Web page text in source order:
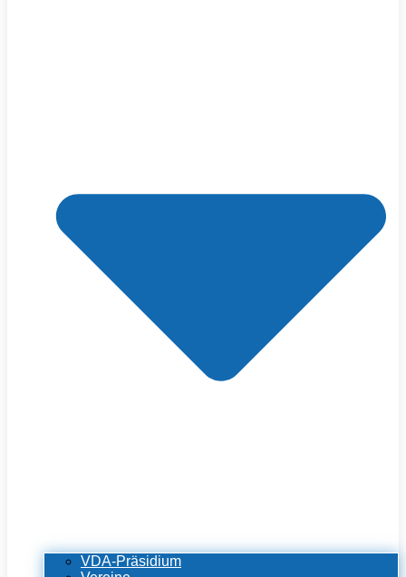
VDA-Präsidium